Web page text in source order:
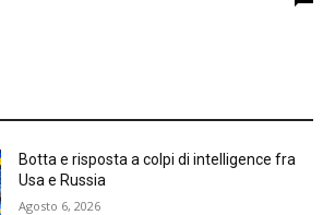
Botta e risposta a colpi di intelligence fra
Usa e Russia
Agosto 6, 2026